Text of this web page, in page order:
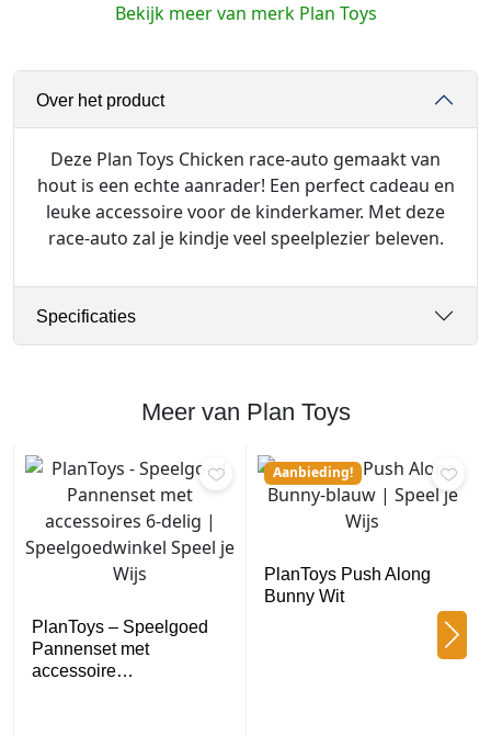
Bekijk meer van merk Plan Toys
Over het product
Deze Plan Toys Chicken race-auto gemaakt van
hout is een echte aanrader! Een perfect cadeau en
leuke accessoire voor de kinderkamer. Met deze
race-auto zal je kindje veel speelplezier beleven.
Specificaties
Meer van Plan Toys
PlanToys – Speelgoed
Pannenset met
accessoire…
Aanbieding!
PlanToys Push Along
Bunny Wit